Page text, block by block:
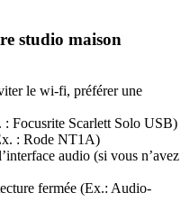
studio maison
le wi-fi, préférer une
Focusrite Scarlett Solo USB)
: Rode NT1A)
audio (si vous n’avez
fermée (Ex.: Audio-